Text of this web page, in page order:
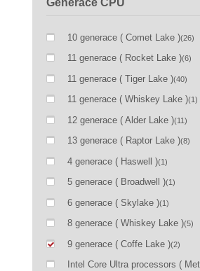
10 generace ( Comet Lake )(26)
11 generace ( Rocket Lake )(6)
11 generace ( Tiger Lake )(40)
11 generace ( Whiskey Lake )(1)
12 generace ( Alder Lake )(11)
13 generace ( Raptor Lake )(8)
4 generace ( Haswell )(1)
5 generace ( Broadwell )(1)
6 generace ( Skylake )(1)
8 generace ( Whiskey Lake )(5)
9 generace ( Coffe Lake )(2)
Intel Core Ultra processors (